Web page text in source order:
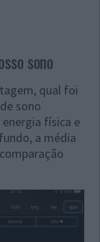
sono
qual foi
sono
física e
a média